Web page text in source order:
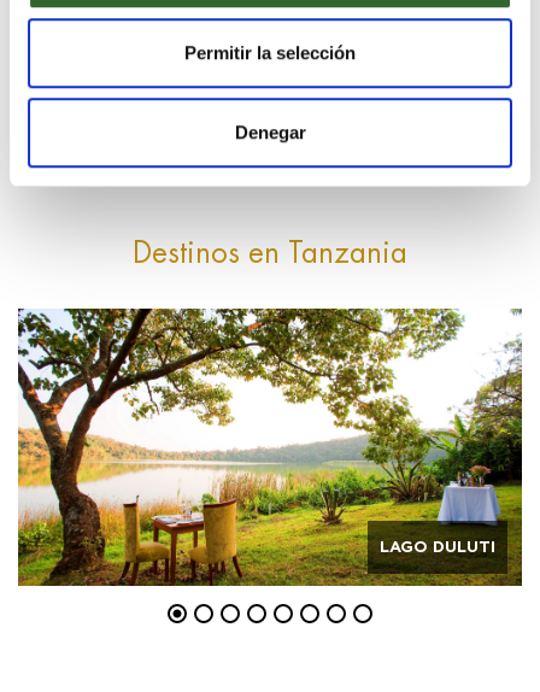
Permitir la selección
Denegar
Destinos en Tanzania
LAGO DULUTI